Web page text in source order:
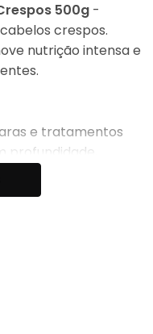
500g -
crespos.
nutrição intensa e
e tratamentos
profundidade,
os fios mais fortes e
reparadora da rosa
tratando os fios